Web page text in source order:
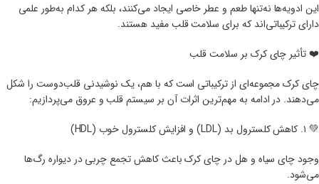
این ادویه‌ها نه‌تنها طعم و عطر خاصی ایجاد می‌کنند، بلکه هر کدام به‌طور علمی
دارای ترکیباتی‌اند که برای سلامت قلب مفید هستند.
❤️ تأثیر چای کرک بر سلامت قلب
چای کرک مجموعه‌ای از ترکیباتی است که با هم، یک نوشیدنی قلب‌دوست را شکل
می‌دهند. در ادامه به مهم‌ترین اثرات آن بر سیستم قلب و عروق می‌پردازیم:
💚 ۱. کاهش کلسترول بد (LDL) و افزایش کلسترول خوب (HDL)
وجود چای سیاه و هل در چای کرک باعث کاهش تجمع چربی در دیواره رگ‌ها
می‌شود.